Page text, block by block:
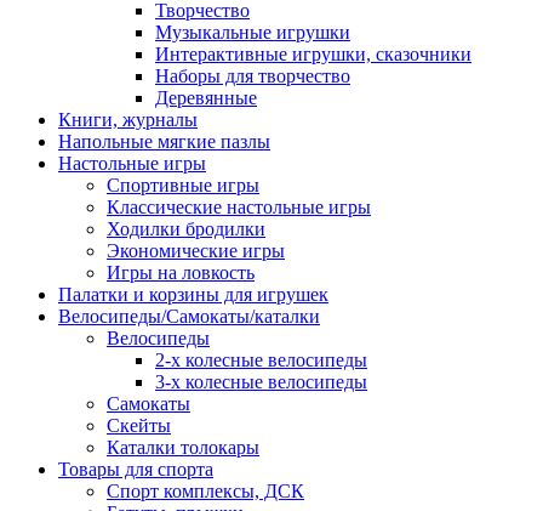
Творчество
Музыкальные игрушки
Интерактивные игрушки, сказочники
Наборы для творчество
Деревянные
Книги, журналы
Напольные мягкие пазлы
Настольные игры
Спортивные игры
Классические настольные игры
Ходилки бродилки
Экономические игры
Игры на ловкость
Палатки и корзины для игрушек
Велосипеды/Самокаты/каталки
Велосипеды
2-х колесные велосипеды
3-х колесные велосипеды
Самокаты
Скейты
Каталки толокары
Товары для спорта
Спорт комплексы, ДСК